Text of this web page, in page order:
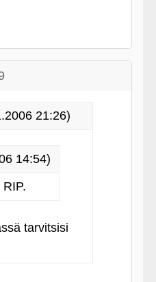
21:26)
14:54)
tarvitsisi